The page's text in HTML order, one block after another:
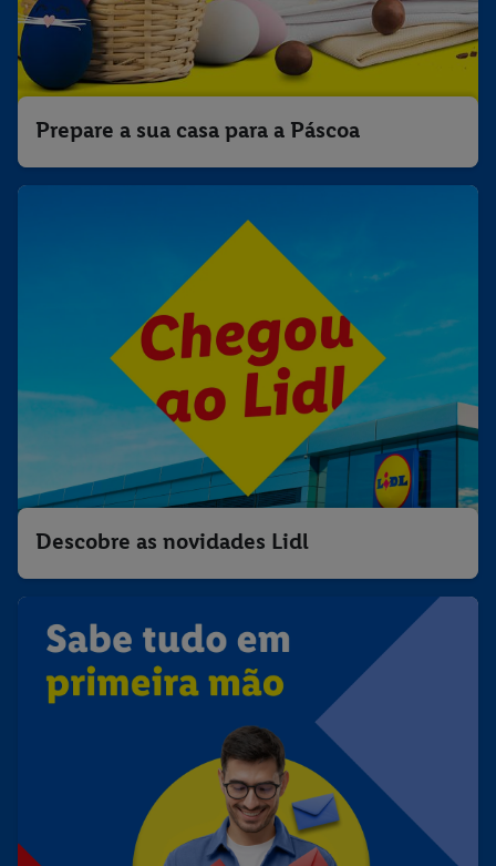
Prepare a sua casa para a Páscoa
Descobre as novidades Lidl